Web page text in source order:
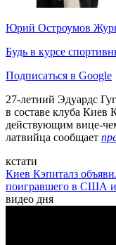
Юрий Остроумов
Будь в курсе
Подписаться в Google
27-летний Эдуардс
в составе клуба Киев
действующим вице-
латвийца сообщает
кстати
Киев Кэпиталз
поигравшего в США
видео дня